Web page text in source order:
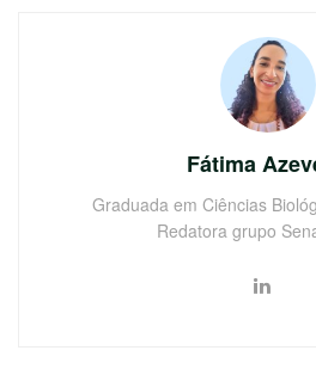
Fátima
Graduada em Ciências
Redatora grupo